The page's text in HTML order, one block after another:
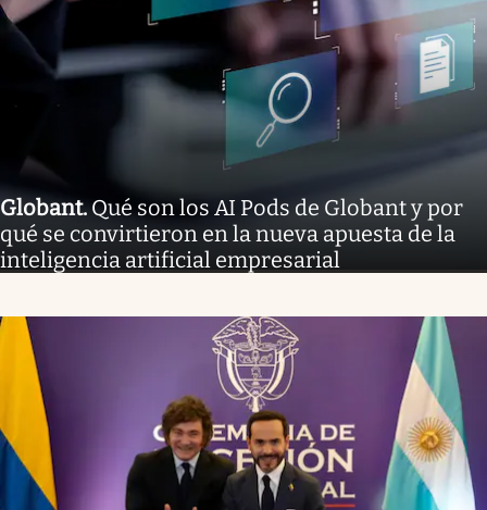
Globant.Qué son los AI Pods de Globant y por
qué se convirtieron en la nueva apuesta de la
inteligencia artificial empresarial